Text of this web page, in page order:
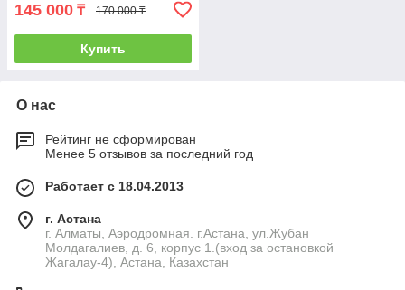
145 000 ₸ 170 000 ₸
Купить
О нас
Рейтинг не сформирован
Менее 5 отзывов за последний год
Работает с 18.04.2013
г. Астана
г. Алматы, Аэродромная. г.Астана, ул.Жубан
Молдагалиев, д. 6, корпус 1.(вход за остановкой
Жагалау-4), Астана, Казахстан